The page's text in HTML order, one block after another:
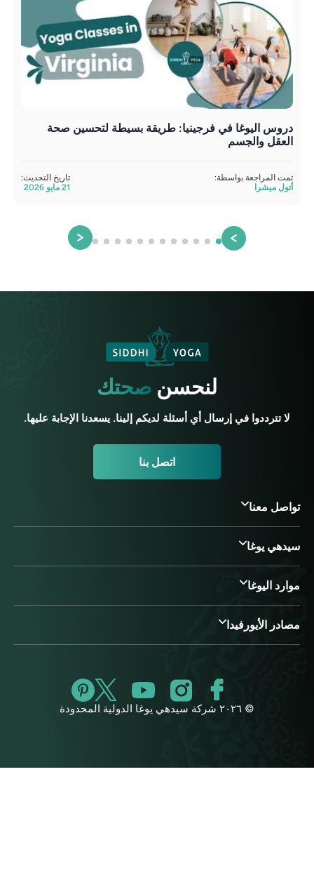
دروس اليوغا في فرجينيا: طريقة بسيطة لتحسين صحة
العقل والجسم
تمت المراجعة بواسطة:
أتول ميشرا
تاريخ التحديث:
21 مايو 2026
لنحسنصحتك
لا تترددوا في إرسال أي أسئلة لديكم إلينا. يسعدنا الإجابة عليها.
اتصل بنا
تواصل معنا
سيدهي يوغا
موارد اليوغا
مصادر الأيورفيدا
© ٢٠٢٦ شركة سيدهي يوغا الدولية المحدودة